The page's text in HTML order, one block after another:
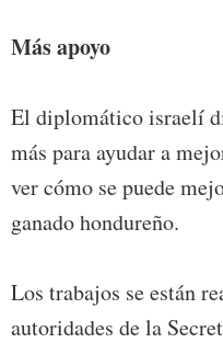
Más apoyo
El diplomático israelí
más para ayudar a
ver cómo se puede
ganado hondureño.
Los trabajos se están
autoridades de la